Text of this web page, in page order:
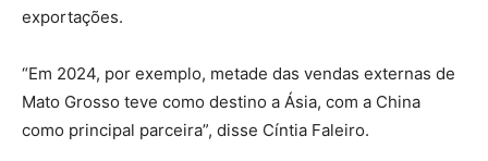
exportações.
“Em 2024, por exemplo, metade das vendas externas de
Mato Grosso teve como destino a Ásia, com a China
como principal parceira”, disse Cíntia Faleiro.